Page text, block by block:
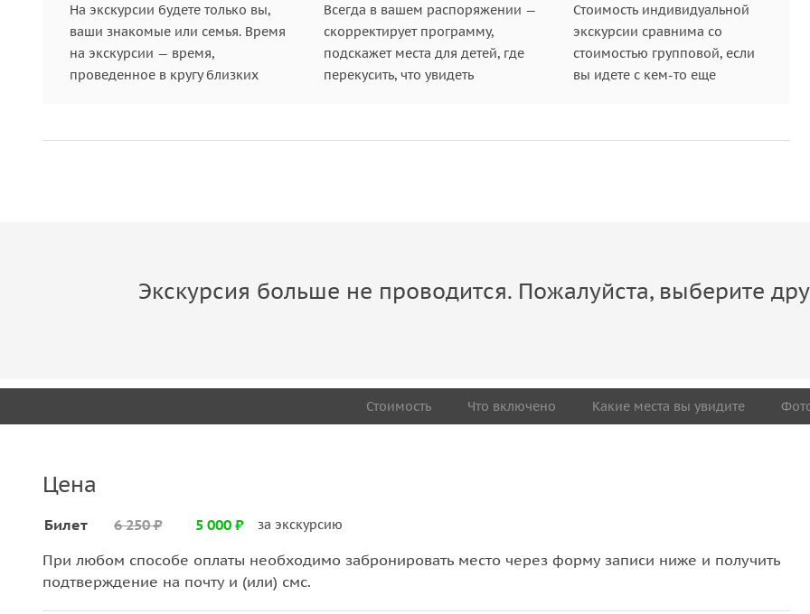
На экскурсии будете только вы,
ваши знакомые или семья. Время
на экскурсии — время,
проведенное в кругу близких
Всегда в вашем распоряжении —
скорректирует программу,
подскажет места для детей, где
перекусить, что увидеть
Стоимость индивидуальной
экскурсии сравнима со
стоимостью групповой, если
вы идете с кем-то еще
Экскурсия больше не проводится. Пожалуйста, выберите
Стоимость Что включено Какие места вы увидите
Цена
Билет 6 250 ₽ 5 000 ₽ за экскурсию
При любом способе оплаты необходимо забронировать место через форму записи ниже и получить
подтверждение на почту и (или) смс.